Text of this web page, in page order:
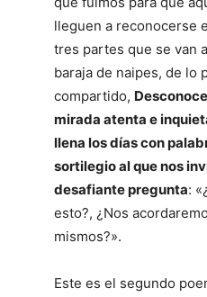
lleguen a reconocerse
tres partes que se van
baraja de naipes, de lo
compartido,
mirada atenta e
llena los días con
sortilegio al que nos
desafiante pregunta:
esto?, ¿Nos
mismos?».
Este es el segundo